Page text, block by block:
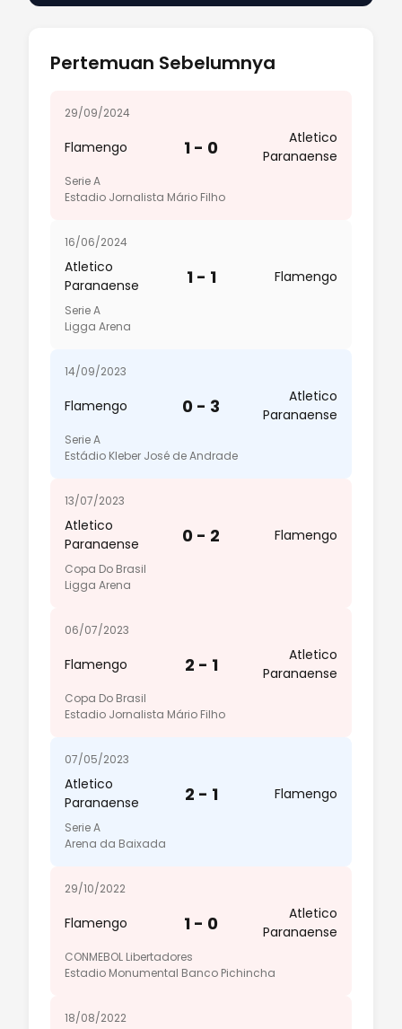
Pertemuan Sebelumnya
29/09/2024
Flamengo 1 - 0
Atletico
Paranaense
Serie A
Estadio Jornalista Mário Filho
16/06/2024
Atletico
Paranaense
1 - 1 Flamengo
Serie A
Ligga Arena
14/09/2023
Flamengo 0 - 3
Atletico
Paranaense
Serie A
Estádio Kleber José de Andrade
13/07/2023
Atletico
Paranaense
0 - 2 Flamengo
Copa Do Brasil
Ligga Arena
06/07/2023
Flamengo 2 - 1
Atletico
Paranaense
Copa Do Brasil
Estadio Jornalista Mário Filho
07/05/2023
Atletico
Paranaense
2 - 1 Flamengo
Serie A
Arena da Baixada
29/10/2022
Flamengo 1 - 0
Atletico
Paranaense
CONMEBOL Libertadores
Estadio Monumental Banco Pichincha
18/08/2022